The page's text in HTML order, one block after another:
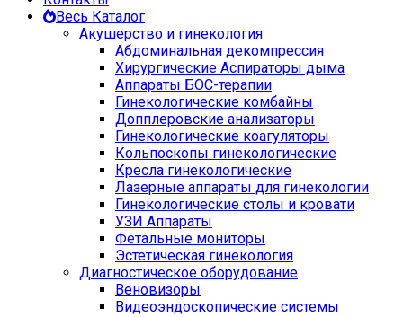
Весь Каталог
Акушерство и гинекология
Абдоминальная декомпрессия
Хирургические Аспираторы дыма
Аппараты БОС-терапии
Гинекологические комбайны
Допплеровские анализаторы
Гинекологические коагуляторы
Кольпоскопы гинекологические
Кресла гинекологические
Лазерные аппараты для гинекологии
Гинекологические столы и кровати
УЗИ Аппараты
Фетальные мониторы
Эстетическая гинекология
Диагностическое оборудование
Веновизоры
Видеоэндоскопические системы